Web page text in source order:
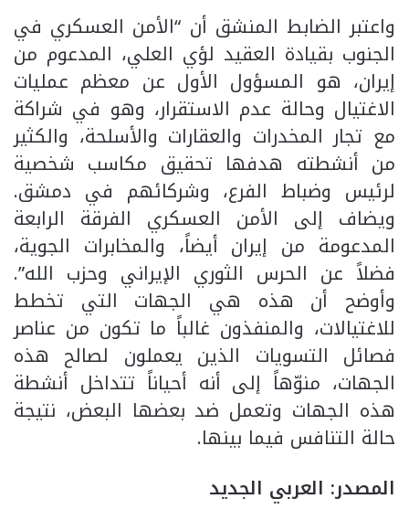
واعتبر الضابط المنشق أن “الأمن العسكري في
الجنوب بقيادة العقيد لؤي العلي، المدعوم من
إيران، هو المسؤول الأول عن معظم عمليات
الاغتيال وحالة عدم الاستقرار، وهو في شراكة
مع تجار المخدرات والعقارات والأسلحة، والكثير
من أنشطته هدفها تحقيق مكاسب شخصية
لرئيس وضباط الفرع، وشركائهم في دمشق.
ويضاف إلى الأمن العسكري الفرقة الرابعة
المدعومة من إيران أيضاً، والمخابرات الجوية،
فضلاً عن الحرس الثوري الإيراني وحزب الله”.
وأوضح أن هذه هي الجهات التي تخطط
للاغتيالات، والمنفذون غالباً ما تكون من عناصر
فصائل التسويات الذين يعملون لصالح هذه
الجهات، منوّهاً إلى أنه أحياناً تتداخل أنشطة
هذه الجهات وتعمل ضد بعضها البعض، نتيجة
حالة التنافس فيما بينها.
المصدر: العربي الجديد